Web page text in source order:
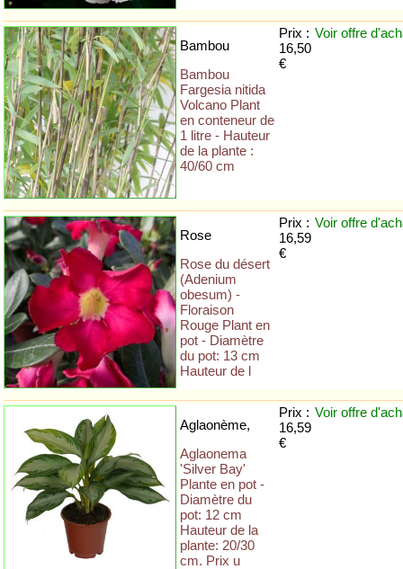
Bambou
Bambou
Fargesia nitida
Volcano Plant
en conteneur de
1 litre - Hauteur
de la plante :
40/60 cm
Prix :
16,50
€
Voir offre
Rose
Rose du désert
(Adenium
obesum) -
Floraison
Rouge Plant en
pot - Diamètre
du pot: 13 cm
Hauteur de l
Prix :
16,59
€
Voir offre
Aglaonème,
Aglaonema
'Silver Bay'
Plante en pot -
Diamètre du
pot: 12 cm
Hauteur de la
plante: 20/30
cm. Prix u
Prix :
16,59
€
Voir offre